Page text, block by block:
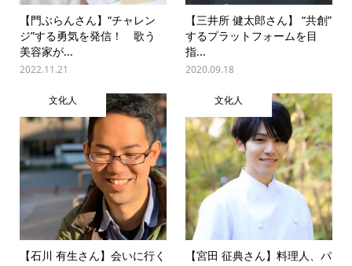
【門ぶらんさん】“チャレン
ジ”する勇気を発信！ 歌う
美容家が...
2022.11.21
【三井所 健太郎さん】 “共創”
するプラットフォームを目
指...
2020.09.18
文化人
【石川 有生さん】会いに行く
文化人
【宮田 征典さん】料理人、パ